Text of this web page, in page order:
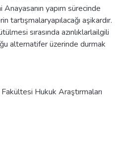
yapım sürecinde
aşikardır.
sırasında azınlıklarlailgili
alternatifer üzerinde durmak
Hukuk Araştırmaları